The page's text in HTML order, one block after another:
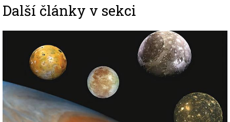
Další články v sekci